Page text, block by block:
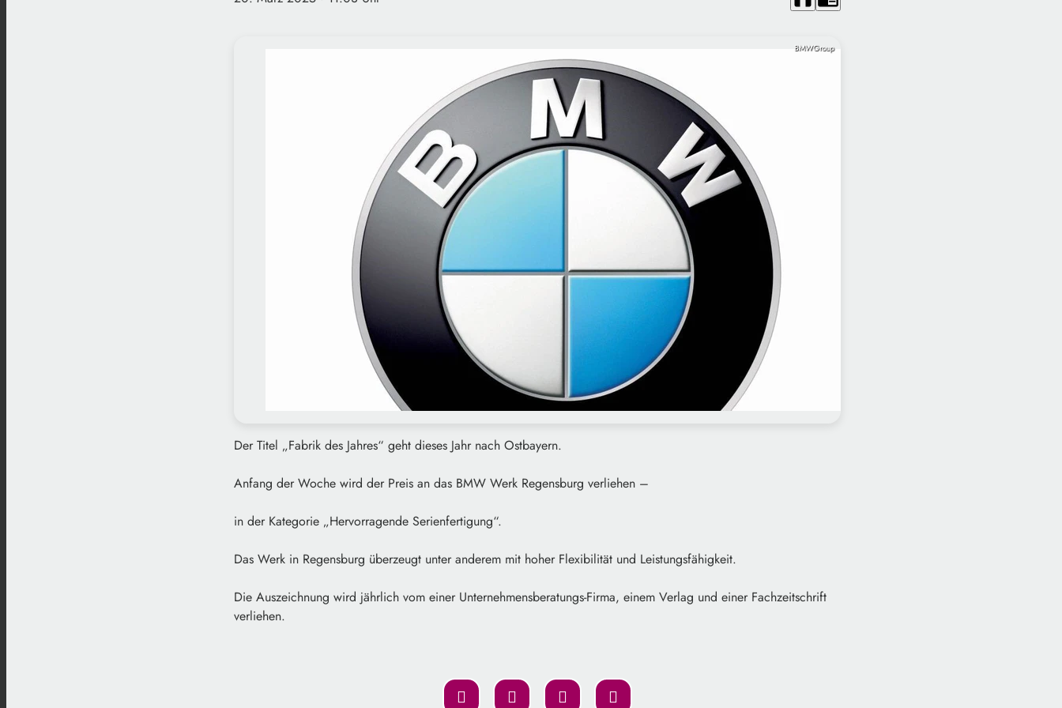
BMWGroup
Der Titel „Fabrik des Jahres“ geht dieses Jahr nach Ostbayern.
Anfang der Woche wird der Preis an das BMW Werk Regensburg verliehen –
in der Kategorie „Hervorragende Serienfertigung“.
Das Werk in Regensburg überzeugt unter anderem mit hoher Flexibilität und Leistungsfähigkeit.
Die Auszeichnung wird jährlich vom einer Unternehmensberatungs-Firma, einem Verlag und einer Fachzeitschrift
verliehen.